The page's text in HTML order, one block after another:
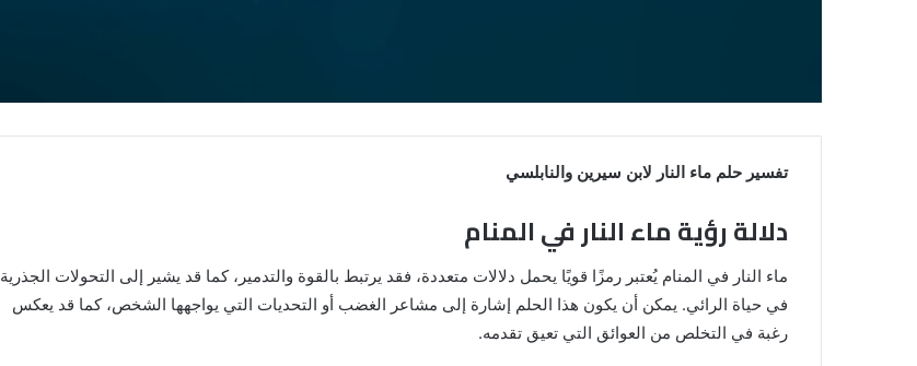
تفسير حلم ماء النار لابن سيرين والنابلسي
دلالة رؤية ماء النار في المنام
ماء النار في المنام يُعتبر رمزًا قويًا يحمل دلالات متعددة، فقد يرتبط بالقوة والتدمير، كما قد يشير إلى التحولات الجذرية
في حياة الرائي. يمكن أن يكون هذا الحلم إشارة إلى مشاعر الغضب أو التحديات التي يواجهها الشخص، كما قد يعكس
رغبة في التخلص من العوائق التي تعيق تقدمه.